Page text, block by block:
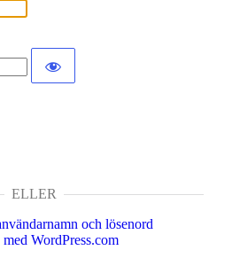
ELLER
och lösenord
WordPress.com